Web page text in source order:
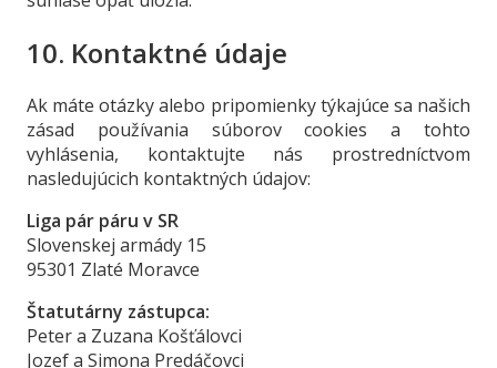
10. Kontaktné údaje
Ak máte otázky alebo pripomienky týkajúce sa našich
zásad používania súborov cookies a tohto
vyhlásenia, kontaktujte nás prostredníctvom
nasledujúcich kontaktných údajov:
Liga pár páru v SR
Slovenskej armády 15
95301 Zlaté Moravce
Štatutárny zástupca:
Peter a Zuzana Košťálovci
Jozef a Simona Predáčovci